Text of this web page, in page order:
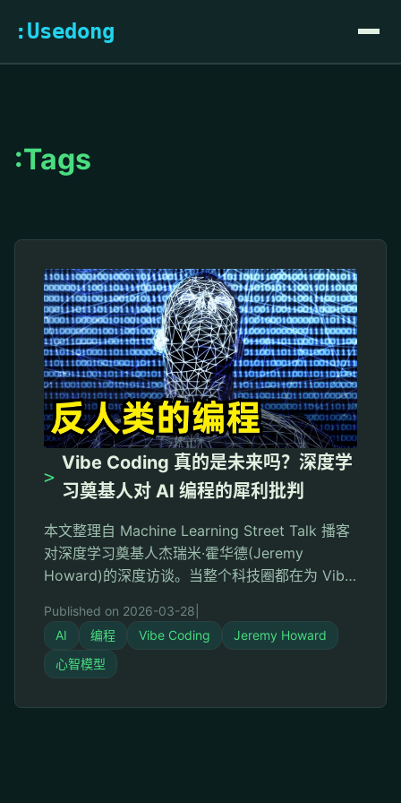
:Usedong
:Tags
>
Vibe Coding 真的是未来吗？深度学
习奠基人对 AI 编程的犀利批判
本文整理自 Machine Learning Street Talk 播客
对深度学习奠基人杰瑞米·霍华德(Jeremy
Howard)的深度访谈。当整个科技圈都在为 Vibe
不同的声音——他直言这种方式"让他感到恶心，
甚至是反人类的"。这不是对 AI 技术的反对，而
是对人类认知未来的深切担忧。 序章：被狂热掩
Published on 2026-03-28
AI
编程 Vibe Coding
Jeremy Howard
心智模型